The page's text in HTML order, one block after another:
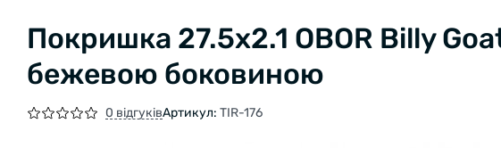
Покришка 27.5x2.1 OBOR Billy
бежевою боковиною
0 відгуківАртикул: TIR-176